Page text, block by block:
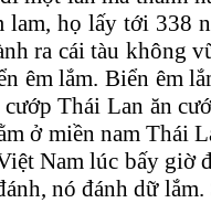
họ lấy tới 338
ra cái tàu không
êm lắm. Biển êm
Thái Lan ăn
ở miền nam Thái
Nam lúc bấy
nó đánh dữ